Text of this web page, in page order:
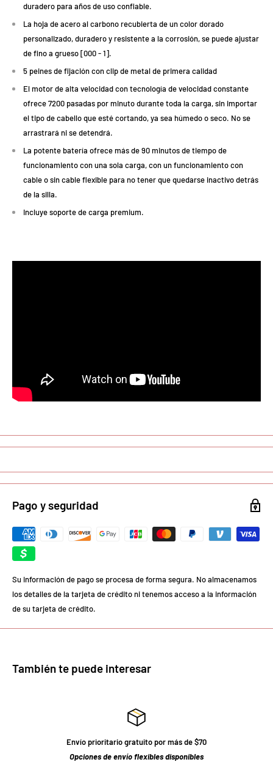
duradero para años de uso confiable.
La hoja de acero al carbono recubierta de un color dorado
personalizado, duradero y resistente a la corrosión, se puede ajustar
de fino a grueso [000 - 1].
5 peines de fijación con clip de metal de primera calidad
El motor de alta velocidad con tecnología de velocidad constante
ofrece 7200 pasadas por minuto durante toda la carga, sin importar
el tipo de cabello que esté cortando, ya sea húmedo o seco. No se
arrastrará ni se detendrá.
La potente batería ofrece más de 90 minutos de tiempo de
funcionamiento con una sola carga, con un funcionamiento con
cable o sin cable flexible para no tener que quedarse inactivo detrás
de la silla.
Incluye soporte de carga premium.
Pago y seguridad
Su información de pago se procesa de forma segura. No almacenamos
los detalles de la tarjeta de crédito ni tenemos acceso a la información
de su tarjeta de crédito.
También te puede interesar
Envío prioritario gratuito por más de $70
Opciones de envío flexibles disponibles